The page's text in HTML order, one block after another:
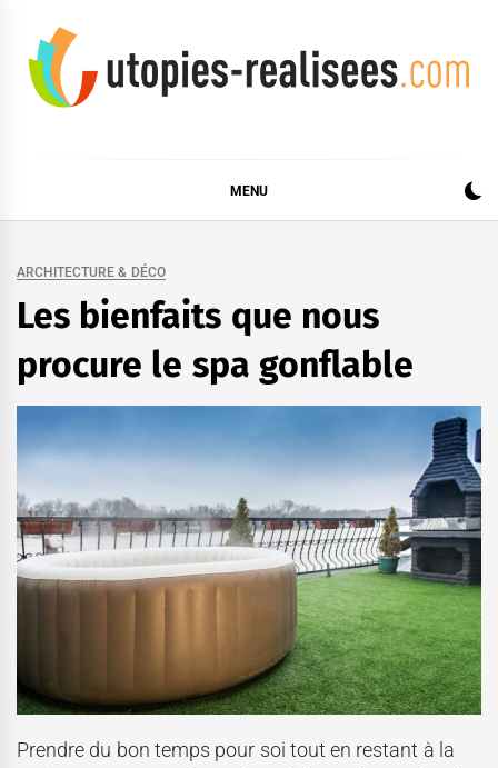
content
MENU
ARCHITECTURE & DÉCO
Les bienfaits que nous
procure le spa gonflable
Prendre du bon temps pour soi tout en restant à la